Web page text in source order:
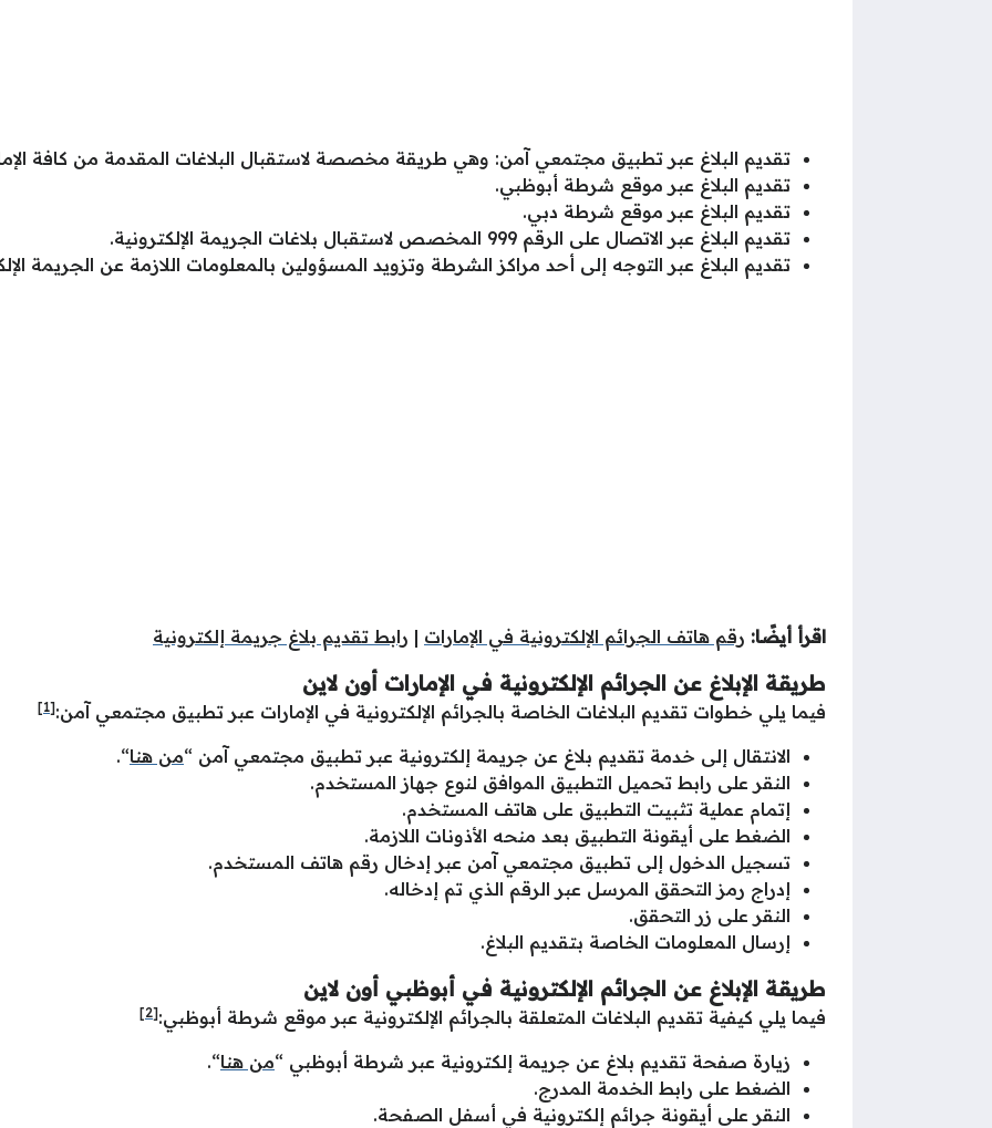
تقديم البلاغ عبر تطبيق مجتمعي آمن: وهي طريقة مخصصة لاستقبال البلاغات المقدمة من كافة
تقديم البلاغ عبر موقع شرطة أبوظبي.
تقديم البلاغ عبر موقع شرطة دبي.
تقديم البلاغ عبر الاتصال على الرقم 999 المخصص لاستقبال بلاغات الجريمة الإلكترونية.
تقديم البلاغ عبر التوجه إلى أحد مراكز الشرطة وتزويد المسؤولين بالمعلومات اللازمة عن الجريمة
اقرأ أيضًا: رقم هاتف الجرائم الإلكترونية في الإمارات | رابط تقديم بلاغ جريمة إلكترونية
طريقة الإبلاغ عن الجرائم الإلكترونية في الإمارات أون لاين
فيما يلي خطوات تقديم البلاغات الخاصة بالجرائم الإلكترونية في الإمارات عبر تطبيق مجتمعي آمن:[1]
الانتقال إلى خدمة تقديم بلاغ عن جريمة إلكترونية عبر تطبيق مجتمعي آمن “من هنا“.
النقر على رابط تحميل التطبيق الموافق لنوع جهاز المستخدم.
إتمام عملية تثبيت التطبيق على هاتف المستخدم.
الضغط على أيقونة التطبيق بعد منحه الأذونات اللازمة.
تسجيل الدخول إلى تطبيق مجتمعي آمن عبر إدخال رقم هاتف المستخدم.
إدراج رمز التحقق المرسل عبر الرقم الذي تم إدخاله.
النقر على زر التحقق.
إرسال المعلومات الخاصة بتقديم البلاغ.
طريقة الإبلاغ عن الجرائم الإلكترونية في أبوظبي أون لاين
فيما يلي كيفية تقديم البلاغات المتعلقة بالجرائم الإلكترونية عبر موقع شرطة أبوظبي:[2]
زيارة صفحة تقديم بلاغ عن جريمة إلكترونية عبر شرطة أبوظبي “من هنا“.
الضغط على رابط الخدمة المدرج.
النقر على أيقونة جرائم إلكترونية في أسفل الصفحة.